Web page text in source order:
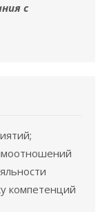
с
компетенций